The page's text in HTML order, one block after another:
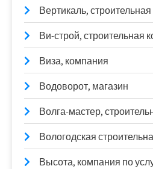
Вертикаль,
Ви-строй, строительная
Виза, компания
Водоворот, магазин
Волга-мастер,
Вологодская
Высота, компания по